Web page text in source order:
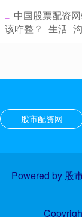
中国股票配资
该咋整？_生活_
股市配资网
Powered by 股